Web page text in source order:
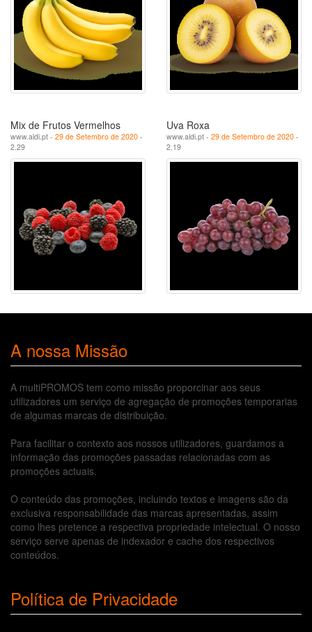
Mix de Frutos Vermelhos
www.aldi.pt - 29 de Setembro de 2020 -
2.29
Uva Roxa
www.aldi.pt - 29 de Setembro de 2020 -
2.19
A nossa Missão
A multiPROMOS tem como missão proporcinar aos seus
utilizadores um serviço de agregação de promoções temporarias
de algumas marcas de distribuição.
Para facilitar o contexto aos nossos utilizadores, guardamos a
informação das promoções passadas relacionadas com as
promoções actuais.
O conteúdo das promoções, incluindo textos e imagens são da
exclusiva responsabilidade das marcas apresentadas, assim
como lhes pretence a respectiva propriedade intelectual. O nosso
serviço serve apenas de indexador e cache dos respectivos
conteúdos.
Política de Privacidade